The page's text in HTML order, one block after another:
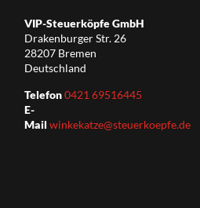
VIP-Steuerköpfe GmbH
Drakenburger Str. 26
28207 Bremen
Deutschland
Telefon0421 69516445
E-
Mail winkekatze@steuerkoepfe.de